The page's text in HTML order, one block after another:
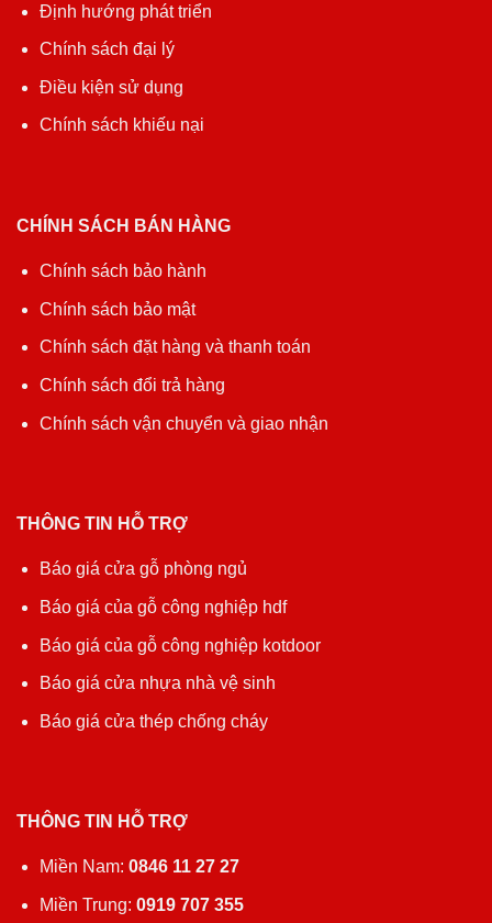
Định hướng phát triển
Chính sách đại lý
Điều kiện sử dụng
Chính sách khiếu nại
CHÍNH SÁCH BÁN HÀNG
Chính sách bảo hành
Chính sách bảo mật
Chính sách đặt hàng và thanh toán
Chính sách đổi trả hàng
Chính sách vận chuyển và giao nhận
THÔNG TIN HỖ TRỢ
Báo giá cửa gỗ phòng ngủ
Báo giá của gỗ công nghiệp hdf
Báo giá của gỗ công nghiệp kotdoor
Báo giá cửa nhựa nhà vệ sinh
Báo giá cửa thép chống cháy
THÔNG TIN HỖ TRỢ
Miền Nam: 0846 11 27 27
Miền Trung: 0919 707 355